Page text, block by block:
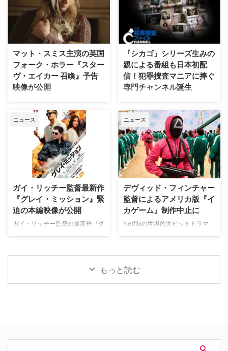
ず 原作は、1987年に出版された
トム・ウルフのベストセラー小説
「虚栄の篝火」。1980年代のニ
ューヨークの上流社会を辛辣に風
刺した作品だ。ウォール街で台頭
したトレーダーたち、その華奢な
妻や愛人、そして富裕層が住むマ
ンハッタンと周辺の貧困な地区と
の間にくすぶる人種間の緊張を描
へのカルテ』 NHK BSプレミアム
4K｜毎週（木） 17：00～ イタ
リア発！ 12年間の記憶を失った
エリート医師の物語。 原作 ピエ
ト ルカ・アルジェンテーロ、マ
ティルデ・ジョリ、サラ・ラッザ
ーロ ほか ≫≫『DOC（ドッ
ク）3 あすへのカルテ』詳細 海
（日） …
マット・スミス主演の英国
フォーク・ホラー『スター
ヴ・エイカー 召喚』予告
映像が公開
英国ヨークシャー地方を舞台に、
土地の伝承と家族の崩壊を描くフ
ォーク・ホラー映画『スターヴ・
エイカー 召喚』。公開に先駆け
て、不穏な空気が漂う日本版予告
映像と、英国らしい曇天の世界観
が印象的な場面写真が一挙に公開
された。 土地に眠る伝承と家族
の崩壊を描く、静謐なるフォー
ク・ホラー リチャードとジュリ
エット夫妻が最近移り住んだ英国
ヨークシャー地方の人里離れた
「スターヴ・エイカー」は、家族
幼い息子オーウェンは喘息発作に
『シカゴ』シリーズ生みの
親による番組も日本初配
信！犯罪捜査マニアに捧ぐ
専門チャンネル誕生
日本唯一のミステリードラマ専門
チャンネル「ミステリーチャンネ
ル」が、開局月である8月に展開
する新たなサービスとして、犯罪
捜査に特化した新たな専門チャン
ネル「THE 犯罪捜査ファイル・
チャンネル」をスタート。 『ラ
イン・オブ・デューティ』キャス
トが贈る犯罪ドキュメンタリーも
本チャンネルは、JCOM株式会社
がAmazon Prime Videoで提供す
る新たなチャンネルパッケージサ
ービス「プレミアTVパック」の
ないクライムドキュメンタリーを
ニュース
ガイ・リッチー監督最新作
『グレイ・ミッション』緊
迫の本編映像が公開
ガイ・リッチー監督の最新作『グ
ヘンリー・カヴィルによるスタイ
た。さらに、著名人たちからの絶
ニュース
デヴィッド・フィンチャー
監督によるアメリカ版『イ
カゲーム』制作中止に
Netflixの世界的大ヒットドラマ
をとる予定だった英語版スピンオ
フ『Heckler（仮題）』の企画開
発が中止されたことが明らかにな
った。一時は同フランチャイズ初
ThePlaylistが報じている。 デヴ
もっと読む